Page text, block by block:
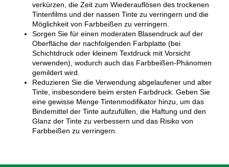
verkürzen, die Zeit zum Wiederauflösen des trockenen
Tintenfilms und der nassen Tinte zu verringern und die
Möglichkeit von Farbbeißen zu verringern.
Sorgen Sie für einen moderaten Blasendruck auf der
Oberfläche der nachfolgenden Farbplatte (bei
Schichtdruck oder kleinem Textdruck mit Vorsicht
verwenden), wodurch auch das Farbbeißen-Phänomen
gemildert wird.
Reduzieren Sie die Verwendung abgelaufener und alter
Tinte, insbesondere beim ersten Farbdruck. Geben Sie
eine gewisse Menge Tintenmodifikator hinzu, um das
Bindemittel der Tinte aufzufüllen, die Haftung und den
Glanz der Tinte zu verbessern und das Risiko von
Farbbeißen zu verringern.